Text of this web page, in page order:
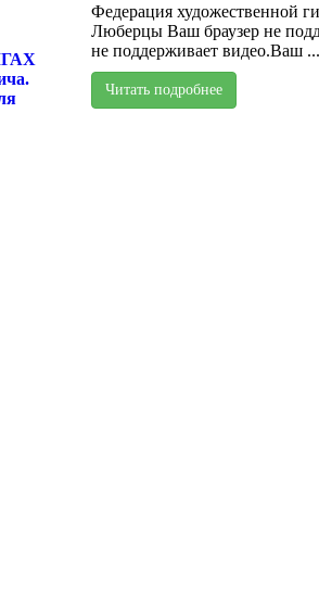
Федерация художественной
Люберцы Ваш браузер не
не поддерживает видео.Ваш ...
Читать подробнее